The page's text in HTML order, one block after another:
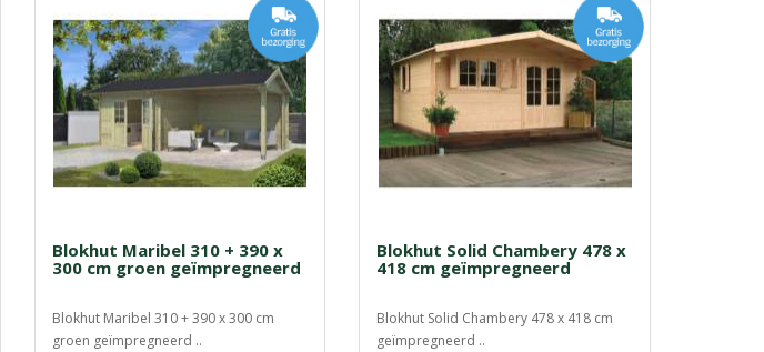
Blokhut Maribel 310 + 390 x
300 cm groen geïmpregneerd
Blokhut Maribel 310 + 390 x 300 cm
groen geïmpregneerd ..
Blokhut Solid Chambery 478 x
418 cm geïmpregneerd
Blokhut Solid Chambery 478 x 418 cm
geïmpregneerd ..